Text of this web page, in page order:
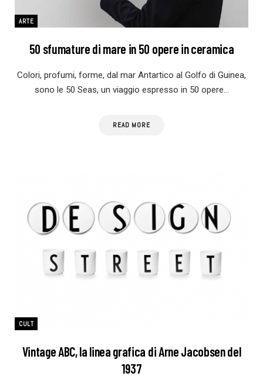
ARTE
50 sfumature di mare in 50 opere in ceramica
Colori, profumi, forme, dal mar Antartico al Golfo di Guinea,
sono le 50 Seas, un viaggio espresso in 50 opere…
READ MORE
CULT
Vintage ABC, la linea grafica di Arne Jacobsen del
1937